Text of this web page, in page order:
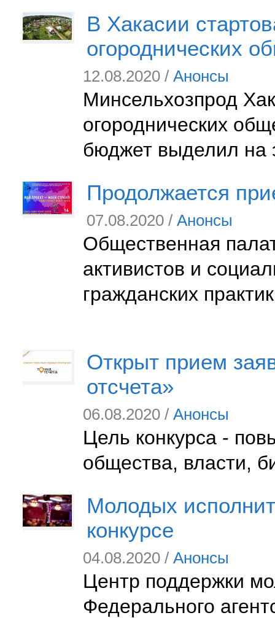
В Хакасии
огороднических
12.08.2020 / Анонсы
Минсельхозпрод
огороднических
бюджет выделил на
Продолжается
07.08.2020 / Анонсы
Общественная
активистов и
гражданских
Открыт прием
отсчета»
06.08.2020 / Анонсы
Цель конкурса -
общества, власти,
Молодых
конкурсе
04.08.2020 / Анонсы
Центр поддержки
Федерального